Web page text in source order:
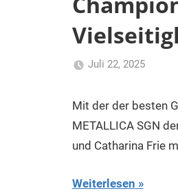
Juli 22, 2025
Kurk
Mit der der besten
METALLICA SGN
und Catharina Frie
Weiterlesen